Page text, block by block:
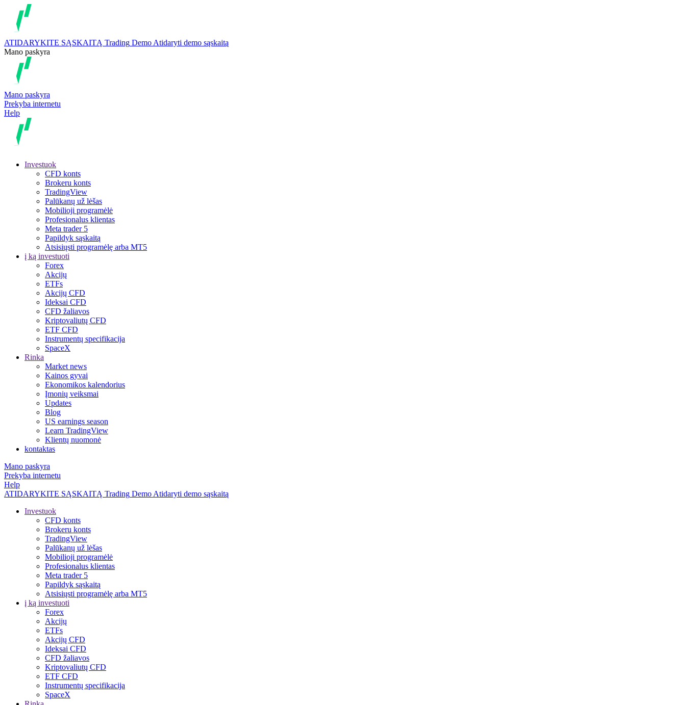
ATIDARYKITE SĄSKAITĄ Trading Demo Atidaryti demo sąskaitą
Mano paskyra
Mano paskyra
Prekyba internetu
Help
Investuok
CFD konts
Brokeru konts
TradingView
Palūkanų už lėšas
Mobilioji programėlė
Profesionalus klientas
Meta trader 5
Papildyk sąskaitą
Atsisiųsti programėlę arba MT5
į ką investuoti
Forex
Akcijų
ETFs
Akcijų CFD
Ideksai CFD
CFD žaliavos
Kriptovaliutų CFD
ETF CFD
Instrumentų specifikacija
SpaceX
Rinka
Market news
Kainos gyvai
Ekonomikos kalendorius
Įmonių veiksmai
Updates
Blog
US earnings season
Learn TradingView
Klientų nuomonė
kontaktas
Mano paskyra
Prekyba internetu
Help
ATIDARYKITE SĄSKAITĄ Trading Demo Atidaryti demo sąskaitą
Investuok
CFD konts
Brokeru konts
TradingView
Palūkanų už lėšas
Mobilioji programėlė
Profesionalus klientas
Meta trader 5
Papildyk sąskaitą
Atsisiųsti programėlę arba MT5
į ką investuoti
Forex
Akcijų
ETFs
Akcijų CFD
Ideksai CFD
CFD žaliavos
Kriptovaliutų CFD
ETF CFD
Instrumentų specifikacija
SpaceX